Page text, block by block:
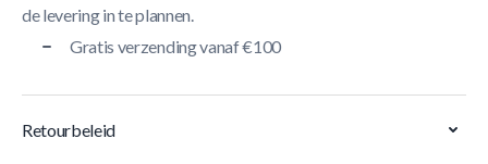
de levering in te plannen.
Gratis verzending vanaf €100
Retourbeleid